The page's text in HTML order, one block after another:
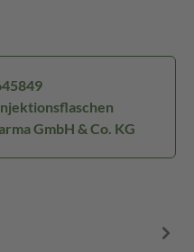
GmbH & Co. KG